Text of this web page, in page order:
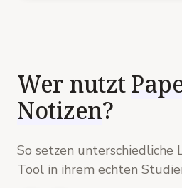
Wer nutzt
Notizen?
So setzen unterschiedliche
Tool in ihrem echten